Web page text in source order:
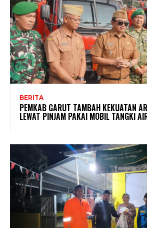
BERITA
PEMKAB GARUT TAMBAH KEKUATAN
LEWAT PINJAM PAKAI MOBIL TANGKI